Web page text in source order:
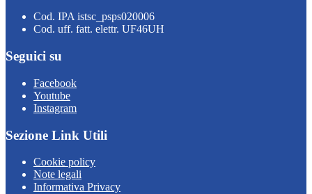
Cod. IPA istsc_psps020006
Cod. uff. fatt. elettr. UF46UH
Seguici su
Facebook
Youtube
Instagram
Sezione Link Utili
Cookie policy
Note legali
Informativa Privacy